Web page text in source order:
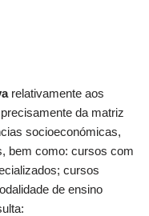
relativamente aos
da matriz
socioeconómicas,
bem como: cursos com
cursos
de ensino